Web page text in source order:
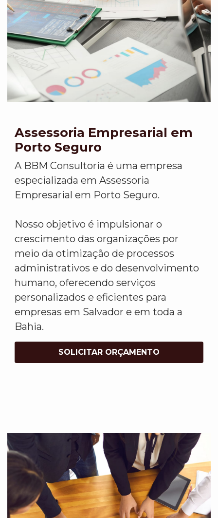
Assessoria Empresarial em
Porto Seguro
A BBM Consultoria é uma empresa
especializada em Assessoria
Empresarial em Porto Seguro.
Nosso objetivo é impulsionar o
crescimento das organizações por
meio da otimização de processos
administrativos e do desenvolvimento
humano, oferecendo serviços
personalizados e eficientes para
empresas em Salvador e em toda a
Bahia.
SOLICITAR ORÇAMENTO